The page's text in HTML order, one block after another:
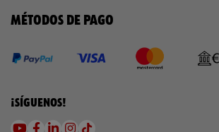
MÉTODOS DE PAGO
¡SÍGUENOS!